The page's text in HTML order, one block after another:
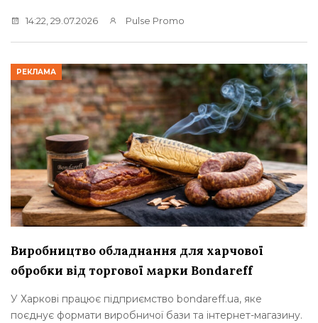
14:22, 29.07.2026 Pulse Promo
РЕКЛАМА
Виробництво обладнання для харчової
обробки від торгової марки Bondareff
У Харкові працює підприємство bondareff.ua, яке
поєднує формати виробничої бази та інтернет-магазину.